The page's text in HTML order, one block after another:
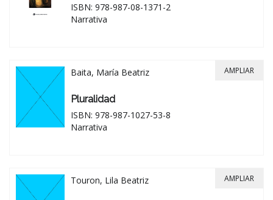
ISBN: 978-987-08-1371-2
Narrativa
Baita, María Beatriz
Pluralidad
ISBN: 978-987-1027-53-8
Narrativa
AMPLIAR
Touron, Lila Beatriz AMPLIAR